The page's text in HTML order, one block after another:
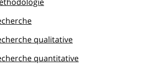
qualitative
quantitative